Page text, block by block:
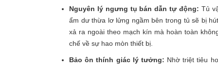
Nguyên lý ngưng tụ bán dẫn tự động: Tủ
ẩm dư thừa lơ lửng ngầm bên trong tủ sẽ bị
xả ra ngoài theo mạch kín mà hoàn toàn
chế về sự hao mòn thiết bị.
Bảo ôn thính giác lý tưởng: Nhờ triệt tiêu